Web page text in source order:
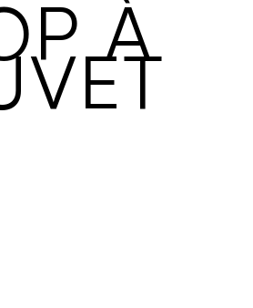
projetséquipe
servicescontact
À